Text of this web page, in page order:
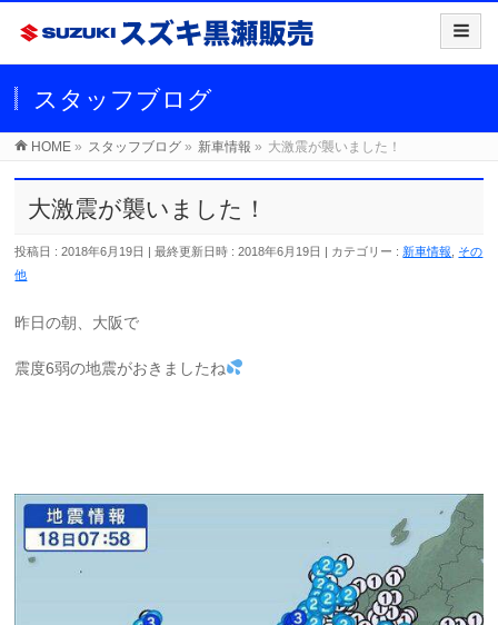
スタッフブログ
HOME » スタッフブログ » 新車情報 » 大激震が襲いました！
大激震が襲いました！
投稿日 : 2018年6月19日 最終更新日時 : 2018年6月19日 カテゴリー : 新車情報
その
他
昨日の朝、大阪で
震度6弱の地震がおきましたね